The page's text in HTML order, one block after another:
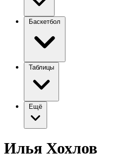
Баскетбол
Таблицы
Ещё
Илья Хохлов